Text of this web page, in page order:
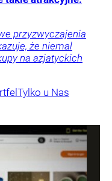
przyzwyczajenia
że niemal
na azjatyckich
Tylko u Nas